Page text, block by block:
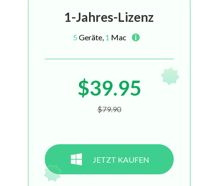
1-Jahres-Lizenz
5 Geräte, 1 Mac
$39.95
$79.90
JETZT KAUFEN